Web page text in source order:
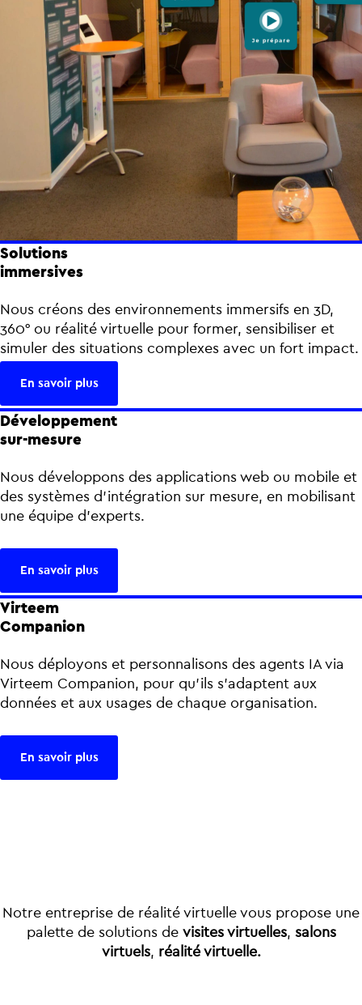
Solutions
immersives
Nous créons des environnements immersifs en 3D,
360° ou réalité virtuelle pour former, sensibiliser et
simuler des situations complexes avec un fort impact.
En savoir plus
Développement
sur-mesure
Nous développons des applications web ou mobile et
des systèmes d’intégration sur mesure, en mobilisant
une équipe d’experts.
En savoir plus
Virteem
Companion
Nous déployons et personnalisons des agents IA via
Virteem Companion, pour qu’ils s’adaptent aux
données et aux usages de chaque organisation.
En savoir plus
Notre entreprise de réalité virtuelle vous propose une
palette de solutions de visites virtuelles, salons
virtuels, réalité virtuelle.